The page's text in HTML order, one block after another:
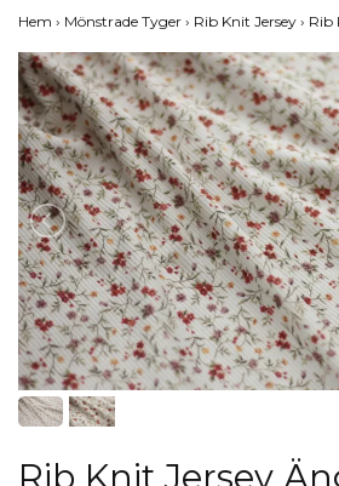
Hem › Mönstrade Tyger › Rib Knit Jersey › Rib
Rib Knit Jersey